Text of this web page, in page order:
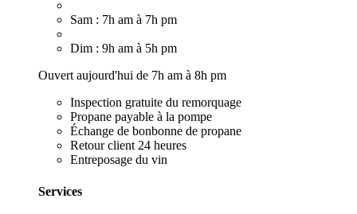
Sam : 7h am à 7h pm
Dim : 9h am à 5h pm
Ouvert aujourd'hui de 7h am à 8h pm
Inspection gratuite du remorquage
Propane payable à la pompe
Échange de bonbonne de propane
Retour client 24 heures
Entreposage du vin
Services